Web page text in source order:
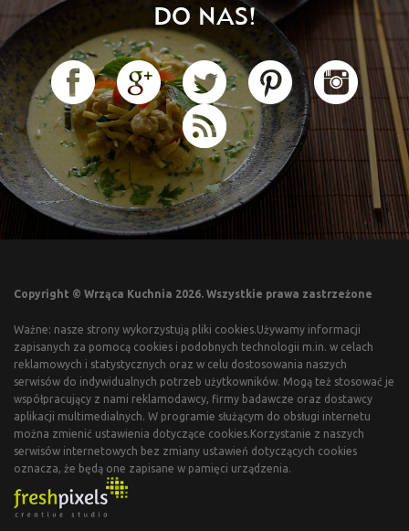
DO NAS!
Copyright © Wrząca Kuchnia 2026. Wszystkie prawa zastrzeżone
Ważne: nasze strony wykorzystują pliki cookies.Używamy informacji
zapisanych za pomocą cookies i podobnych technologii m.in. w celach
reklamowych i statystycznych oraz w celu dostosowania naszych
serwisów do indywidualnych potrzeb użytkowników. Mogą też stosować je
współpracujący z nami reklamodawcy, firmy badawcze oraz dostawcy
aplikacji multimedialnych. W programie służącym do obsługi internetu
można zmienić ustawienia dotyczące cookies.Korzystanie z naszych
serwisów internetowych bez zmiany ustawień dotyczących cookies
oznacza, że będą one zapisane w pamięci urządzenia.